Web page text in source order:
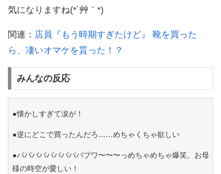
気になりますね(*´艸｀*)
関連： 店員『もう時期すぎたけど』 靴を買った
ら、凄いオマケを貰った！？
みんなの反応
●懐かしすぎて涙が！
●逆にどこで買ったんだろ……めちゃくちゃ欲しい
●パパパパパパパパパプワ〜〜〜っめちゃめちゃ爆笑。お母
様の時空が愛しい！